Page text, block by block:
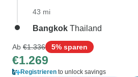
43 mi
Bangkok Thailand
Ab €1.336 5% sparen
€1.269
Registrieren to unlock savings